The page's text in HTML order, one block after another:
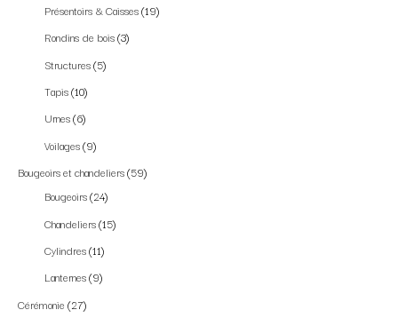
Présentoirs & Caisses 19
Rondins de bois 3
Structures 5
Tapis 10
Urnes 6
Voilages 9
Bougeoirs et chandeliers 59
Bougeoirs 24
Chandeliers 15
Cylindres 11
Lanternes 9
Cérémonie 27